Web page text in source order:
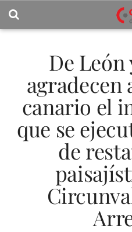
De León
agradecen
canario el
que se
de